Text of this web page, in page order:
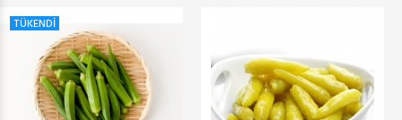
TÜKENDİ